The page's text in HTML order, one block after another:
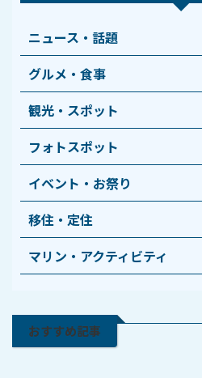
ニュース・話題
グルメ・食事
観光・スポット
フォトスポット
イベント・お祭り
移住・定住
マリン・アクティビティ
おすすめ記事